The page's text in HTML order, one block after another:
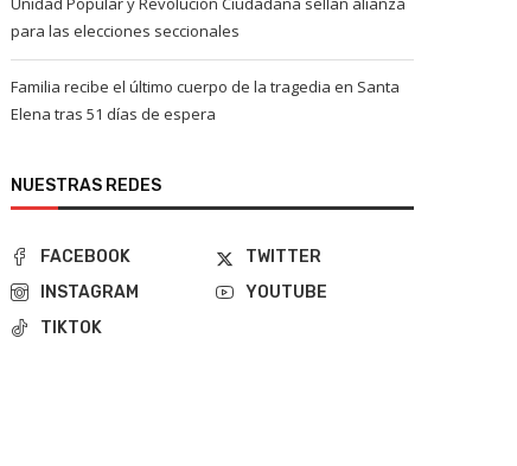
para las elecciones seccionales
Familia recibe el último cuerpo de la tragedia en Santa
Elena tras 51 días de espera
NUESTRAS REDES
FACEBOOK
TWITTER
INSTAGRAM
YOUTUBE
TIKTOK